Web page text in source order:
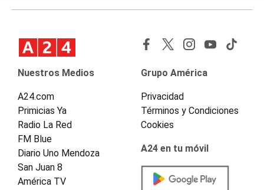
Nuestros Medios
A24.com
Primicias Ya
Radio La Red
FM Blue
Diario Uno Mendoza
San Juan 8
América TV
Grupo América
Privacidad
Términos y Condiciones
Cookies
A24 en tu móvil